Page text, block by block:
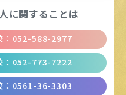
に関することは
： 052-588-2977
： 052-773-7222
： 0561-36-3303